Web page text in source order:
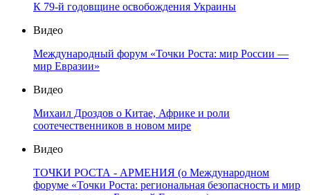
К 79-й годовщине освобождения Украины
Видео
Международный форум «Точки Роста: мир России —
мир Евразии»
Видео
Михаил Дроздов о Китае, Африке и роли
соотечественников в новом мире
Видео
ТОЧКИ РОСТА - АРМЕНИЯ (о Международном
форуме «Точки Роста: региональная безопасность и мир